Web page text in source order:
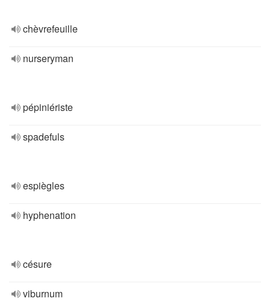
chèvrefeuille
nurseryman
pépiniériste
spadefuls
espiègles
hyphenation
césure
viburnum